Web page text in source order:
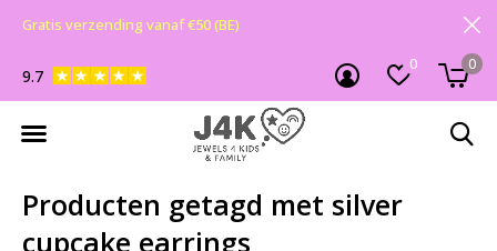
0 0
9.7
Gratis verzending vanaf €50 (BE)
Producten getagd met silver
cupcake earrings